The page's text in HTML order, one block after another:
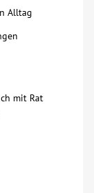
Alltag
mit Rat